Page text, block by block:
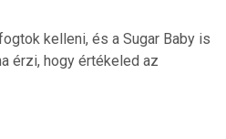
kelleni, és a Sugar Baby is
érzi, hogy értékeled az